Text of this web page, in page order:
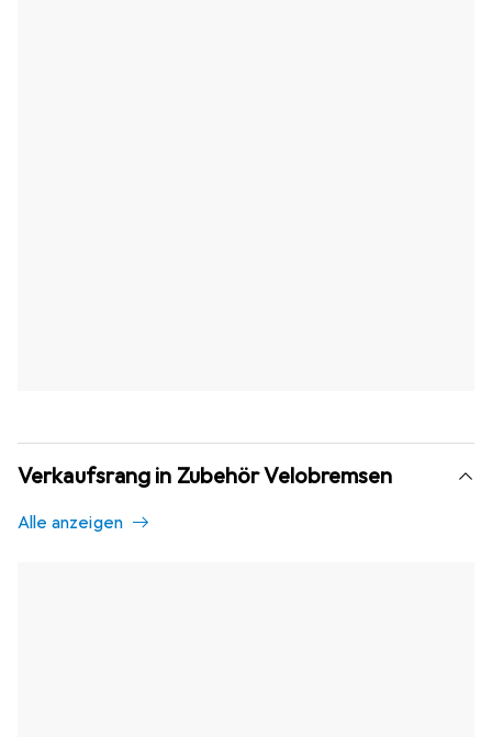
Verkaufsrang in Zubehör Velobremsen
Alle anzeigen